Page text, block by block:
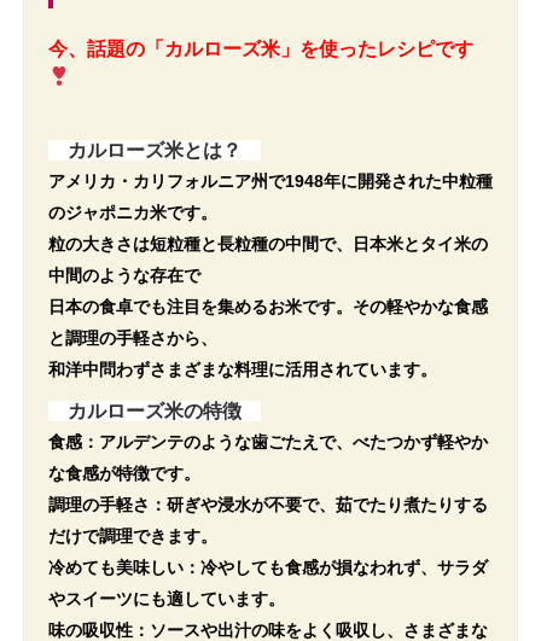
今、話題の「カルローズ米」を使ったレシピです
カルローズ米とは？
アメリカ・カリフォルニア州で1948年に開発された中粒種
のジャポニカ米です。
粒の大きさは短粒種と長粒種の中間で、日本米とタイ米の
中間のような存在で
日本の食卓でも注目を集めるお米です。その軽やかな食感
と調理の手軽さから、
和洋中問わずさまざまな料理に活用されています。
カルローズ米の特徴
食感：アルデンテのような歯ごたえで、べたつかず軽やか
な食感が特徴です。
調理の手軽さ：研ぎや浸水が不要で、茹でたり煮たりする
だけで調理できます。
冷めても美味しい：冷やしても食感が損なわれず、サラダ
やスイーツにも適しています。
味の吸収性：ソースや出汁の味をよく吸収し、さまざまな